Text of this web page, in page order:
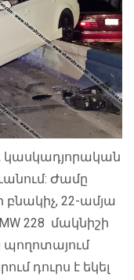
կասկադյորական
Ժամը
22-ամյա
228 մակնիշի
պողոտայում
դուրս է եկել